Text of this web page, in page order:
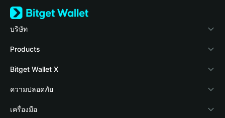
บริษัท
เกี่ยวกับ Bitget Wallet
Blog
Academy
ข่าวสารด้านคริปโต
Products
Crypto Card
Stablecoin Earn
Payfi Crypto
Bitget Wallet X
นักพัฒนา
เชื่อมต่อ Wallet
ความปลอดภัย
Protection Fund
เครื่องมือ